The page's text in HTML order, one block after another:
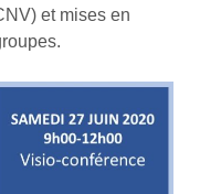
et mises en